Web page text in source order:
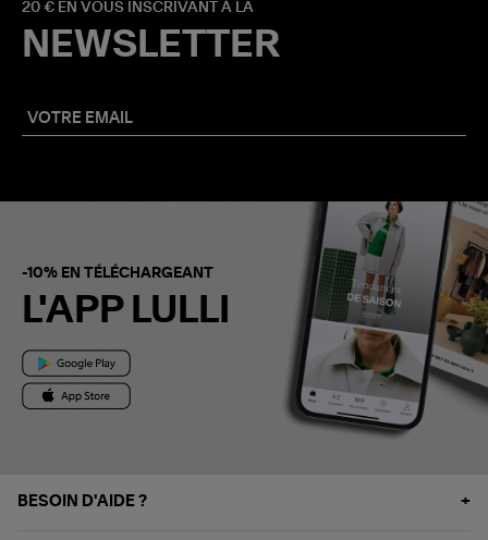
20 € EN VOUS INSCRIVANT À LA
NEWSLETTER
-10% EN TÉLÉCHARGEANT
L'APP LULLI
BESOIN D'AIDE ?